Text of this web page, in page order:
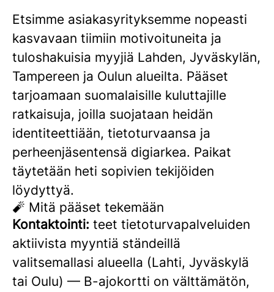
Etsimme asiakasyrityksemme nopeasti
kasvavaan tiimiin motivoituneita ja
tuloshakuisia myyjiä Lahden, Jyväskylän,
Tampereen ja Oulun alueilta. Pääset
tarjoamaan suomalaisille kuluttajille
ratkaisuja, joilla suojataan heidän
identiteettiään, tietoturvaansa ja
perheenjäsentensä digiarkea. Paikat
täytetään heti sopivien tekijöiden
löydyttyä.
🧨 Mitä pääset tekemään
Kontaktointi: teet tietoturvapalveluiden
aktiivista myyntiä ständeillä
valitsemallasi alueella (Lahti, Jyväskylä
tai Oulu) — B-ajokortti on välttämätön,